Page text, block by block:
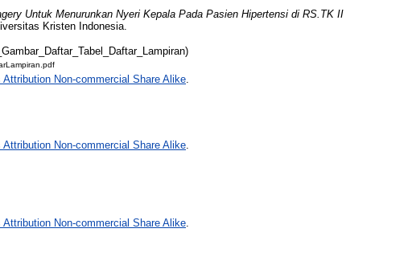
Untuk Menurunkan Nyeri Kepala Pada Pasien Hipertensi di RS.TK II
Kristen Indonesia.
Non-commercial Share Alike
Non-commercial Share Alike
Non-commercial Share Alike